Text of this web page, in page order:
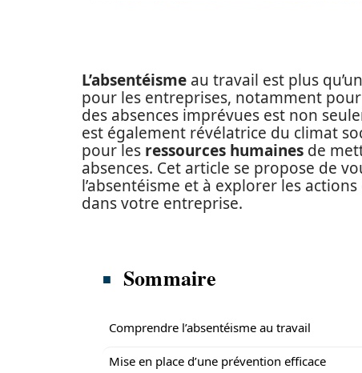
L’absentéisme au travail est plus
pour les entreprises, notamment
des absences imprévues est non
est également révélatrice du climat
pour les ressources humaines de
absences. Cet article se propose de
l’absentéisme et à explorer les
dans votre entreprise.
Sommaire
Comprendre l’absentéisme au travail
Mise en place d’une prévention efficace